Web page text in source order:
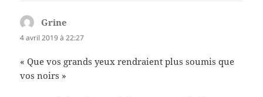
Grine
4 avril 2019 à 22:27
« Que vos grands yeux rendraient plus soumis que
vos noirs »